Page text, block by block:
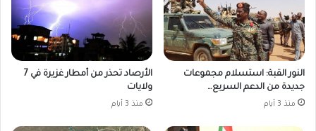
النور القبة: استسلام مجموعات
جديدة من الدعم السريع…
منذ 3 أيام
الأرصاد تحذر من أمطار غزيرة في 7
ولايات
منذ 3 أيام